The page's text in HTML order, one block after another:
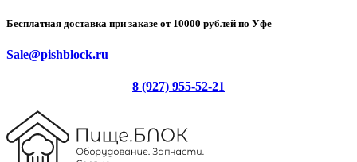
Бесплатная доставка при заказе от 10000 рублей по Уфе
Sale@pishblock.ru
8 (927) 955-52-21